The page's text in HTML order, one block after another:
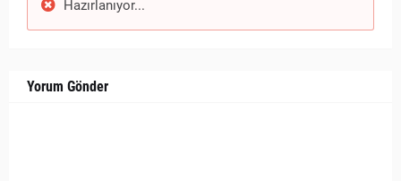
Hazırlanıyor...
Yorum Gönder